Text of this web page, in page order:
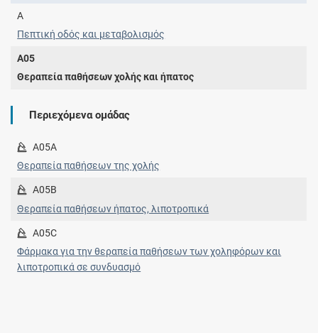
A
Πεπτική οδός και μεταβολισμός
A05
Θεραπεία παθήσεων χολής και ήπατος
Περιεχόμενα ομάδας
A05A
Θεραπεία παθήσεων της χολής
A05B
Θεραπεία παθήσεων ήπατος, λιποτροπικά
A05C
Φάρμακα για την θεραπεία παθήσεων των χοληφόρων και
λιποτροπικά σε συνδυασμό